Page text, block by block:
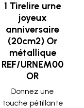
1 Tirelire urne
joyeux
anniversaire
(20cm2) Or
métallique
REF/URNEM00
OR
Donnez une
touche pétillante